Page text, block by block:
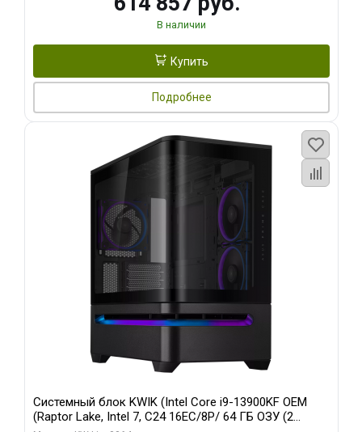
В наличии
Купить
Подробнее
Системный блок KWIK (Intel Core i9-13900KF OEM
(Raptor Lake, Intel 7, C24 16EC/8P/ 64 ГБ ОЗУ (2